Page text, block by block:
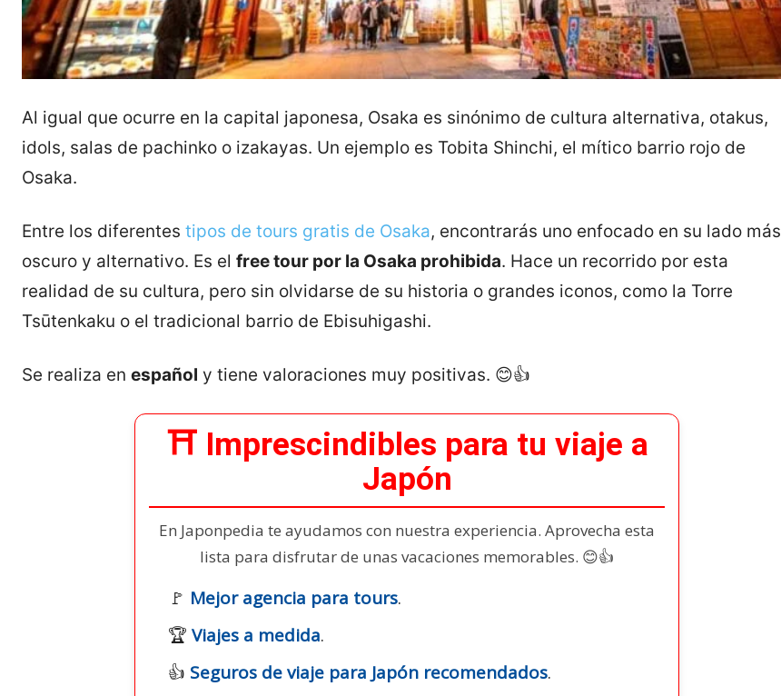
Al igual que ocurre en la capital japonesa, Osaka es sinónimo de cultura alternativa, otakus,
idols, salas de pachinko o izakayas. Un ejemplo es Tobita Shinchi, el mítico barrio rojo de
Osaka.
Entre los diferentes tipos de tours gratis de Osaka, encontrarás uno enfocado en su lado más
oscuro y alternativo. Es el free tour por la Osaka prohibida. Hace un recorrido por esta
realidad de su cultura, pero sin olvidarse de su historia o grandes iconos, como la Torre
Tsūtenkaku o el tradicional barrio de Ebisuhigashi.
Se realiza en español y tiene valoraciones muy positivas. 😊👍
⛩️ Imprescindibles para tu viaje a
Japón
En Japonpedia te ayudamos con nuestra experiencia. Aprovecha esta
lista para disfrutar de unas vacaciones memorables. 😊👍
🚩 Mejor agencia para tours.
🏆 Viajes a medida.
👍 Seguros de viaje para Japón recomendados.